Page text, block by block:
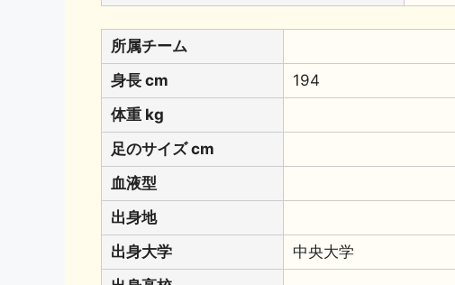
所属チーム
身長 cm
194
体重 kg
足のサイズ cm
血液型
出身地
出身大学
中央大学